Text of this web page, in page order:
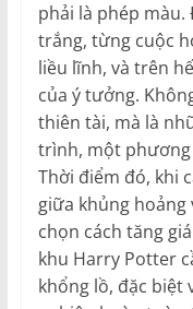
phải là phép
trắng, từng cuộc
liều lĩnh, và trên
của ý tưởng.
thiên tài, mà là
trình, một phương
Thời điểm đó, khi
giữa khủng hoảng
chọn cách tăng
khu Harry Potter
khổng lồ, đặc biệt